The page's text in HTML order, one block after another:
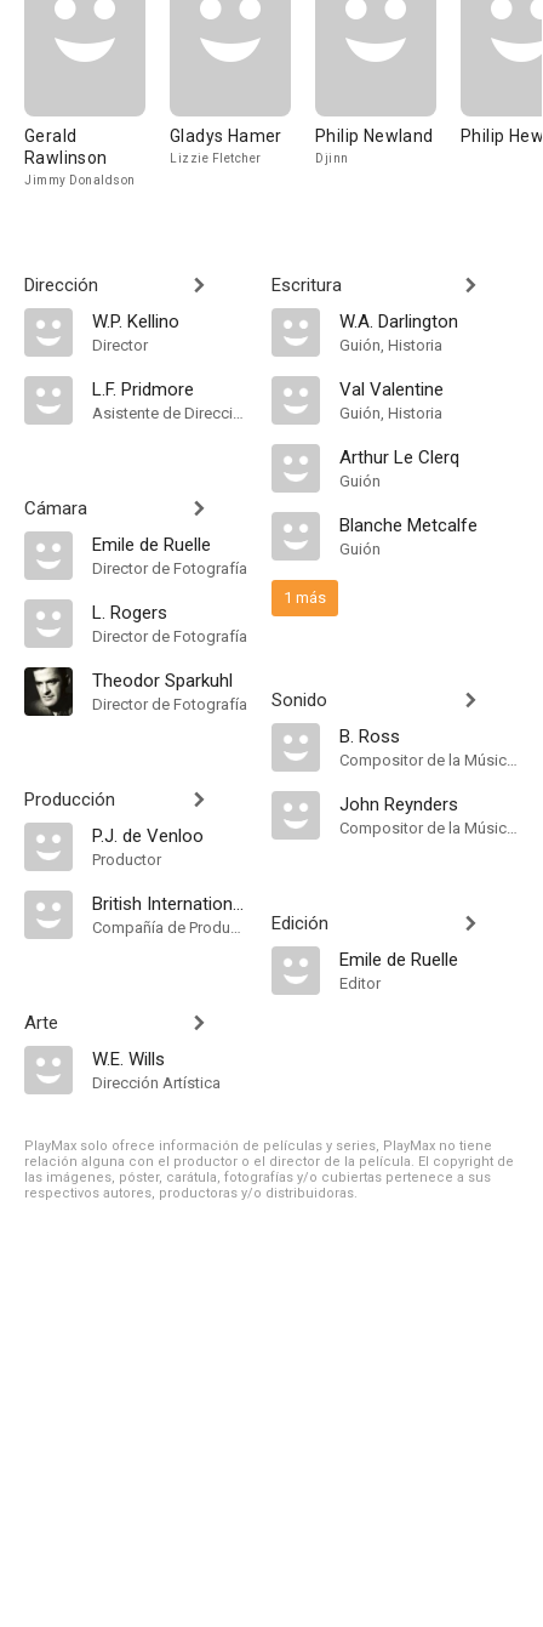
Gerald
Rawlinson
Jimmy Donaldson
Gladys Hamer
Lizzie Fletcher
Philip Newland
Djinn
Philip
Dirección
W.P. Kellino
Director
L.F. Pridmore
Asistente de Dirección
Cámara
Emile de Ruelle
Director de Fotografía
L. Rogers
Director de Fotografía
Theodor Sparkuhl
Director de Fotografía
Producción
P.J. de Venloo
Productor
British International Pictures
Compañía de Produccion
Arte
W.E. Wills
Dirección Artística
Escritura
W.A. Darlington
Guión, Historia
Val Valentine
Guión, Historia
Arthur Le Clerq
Guión
Blanche Metcalfe
Guión
1 más
Sonido
B. Ross
Compositor de la Música Original, Sound
John Reynders
Compositor de la Música Original, Music Director
Edición
Emile de Ruelle
Editor
PlayMax solo ofrece información de películas y series, PlayMax no tiene
relación alguna con el productor o el director de la película. El copyright de
las imágenes, póster, carátula, fotografías y/o cubiertas pertenece a sus
respectivos autores, productoras y/o distribuidoras.